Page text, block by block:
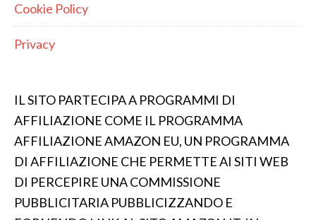
Cookie Policy
Privacy
IL SITO PARTECIPA A PROGRAMMI DI
AFFILIAZIONE COME IL PROGRAMMA
AFFILIAZIONE AMAZON EU, UN PROGRAMMA
DI AFFILIAZIONE CHE PERMETTE AI SITI WEB
DI PERCEPIRE UNA COMMISSIONE
PUBBLICITARIA PUBBLICIZZANDO E